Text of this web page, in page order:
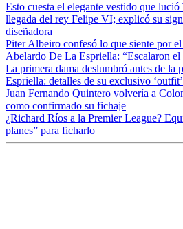
Esto cuesta el elegante vestido que
llegada del rey Felipe VI; explicó su
diseñadora
Piter Albeiro confesó lo que siente por
Abelardo De La Espriella: “Escalaron el
La primera dama deslumbró antes de la
Espriella: detalles de su exclusivo ‘outfit’
Juan Fernando Quintero volvería a
como confirmado su fichaje
¿Richard Ríos a la Premier League?
planes” para ficharlo